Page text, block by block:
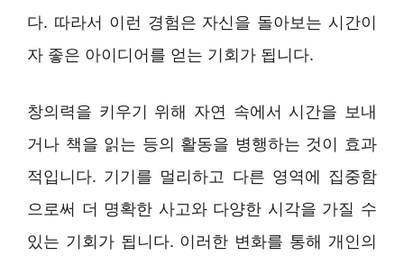
다. 따라서 이런 경험은 자신을 돌아보는 시간이
자 좋은 아이디어를 얻는 기회가 됩니다.
창의력을 키우기 위해 자연 속에서 시간을 보내
거나 책을 읽는 등의 활동을 병행하는 것이 효과
적입니다. 기기를 멀리하고 다른 영역에 집중함
으로써 더 명확한 사고와 다양한 시각을 가질 수
있는 기회가 됩니다. 이러한 변화를 통해 개인의